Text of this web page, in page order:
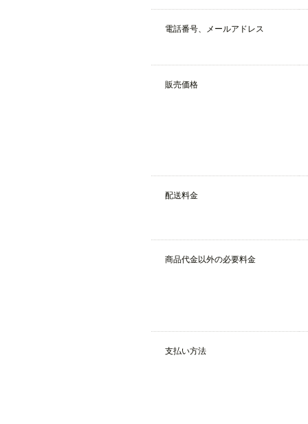
電話番号、メールアドレス
販売価格
配送料金
商品代金以外の必要料金
支払い方法